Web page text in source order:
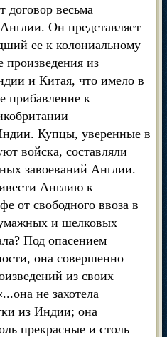
весьма
Он представляет
ее к колониальному
произведения из
и Китая, что имело в
прибавление к
Купцы, уверенные в
войска, составляли
завоеваний Англии.
Англию к
от свободного ввоза в
и шелковых
Под опасением
она совершенно
из своих
не захотела
из Индии; она
прекрасные и столь